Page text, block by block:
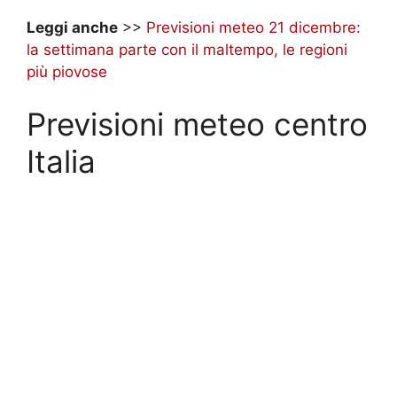
Leggi anche >> Previsioni meteo 21 dicembre:
la settimana parte con il maltempo, le regioni
più piovose
Previsioni meteo centro
Italia